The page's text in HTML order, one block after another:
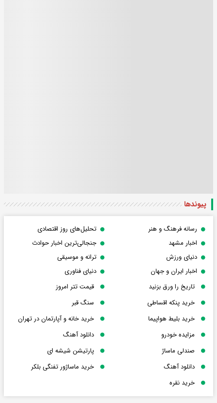
پیوندها
رسانه فرهنگ و هنر
تحلیل‌های روز اقتصادی
اخبار مشهد
جنجالی‌ترین اخبار حوادث
دنیای ورزش
ترانه و موسیقی
اخبار ایران و جهان
دنیای فناوری
تاریخ را ورق بزنید
قیمت تتر امروز
خرید پنکه اقساطی
سنگ قبر
خرید بلیط هواپیما
خرید خانه و آپارتمان در تهران
مزایده خودرو
دانلود آهنگ
صندلی ماساژ
پارتیشن شیشه ای
دانلود آهنگ
خرید ماساژور تفنگی بلکر
خرید نقره